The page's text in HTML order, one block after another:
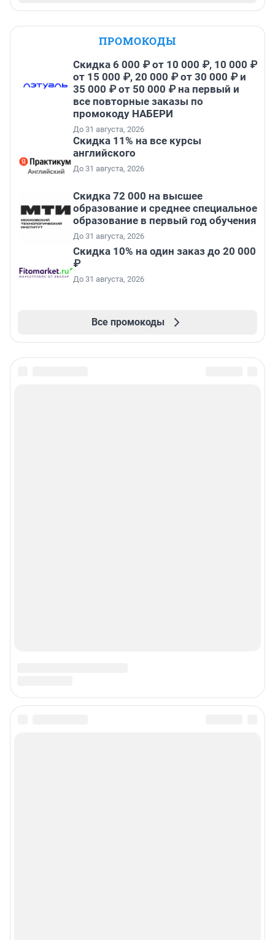
ПРОМОКОДЫ
Скидка 6 000 ₽ от 10 000 ₽, 10 000 ₽
от 15 000 ₽, 20 000 ₽ от 30 000 ₽ и
35 000 ₽ от 50 000 ₽ на первый и
все повторные заказы по
промокоду НАБЕРИ
До 31 августа, 2026
Скидка 11% на все курсы
английского
До 31 августа, 2026
Скидка 72 000 на высшее
образование и среднее специальное
образование в первый год обучения
До 31 августа, 2026
Скидка 10% на один заказ до 20 000
₽
До 31 августа, 2026
Все промокоды